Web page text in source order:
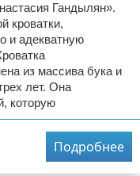
Гандылян».
кроватки,
и адекватную
из массива бука и
лет. Она
которую
Подробнее